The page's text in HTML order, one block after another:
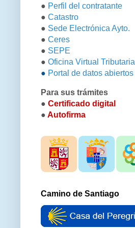
● Perfil del contratante
● Catastro
● Sede Electrónica Ayto.
● Ceres
● SEPE
● Oficina Virtual Tributaria
● Portal de datos abiertos
Para sus trámites
● Certificado digital
● Autofirma
Camino de Santiago